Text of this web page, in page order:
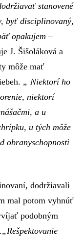
stanovené
byť disciplinovaný,
opakujem –
J. Šišoláková a
môže mať
„ Niektorí ho
niektorí
a u
u tých môže
obranyschopnosti
dodržiavali
mal potom vyhnúť
podobným
„Rešpektovanie